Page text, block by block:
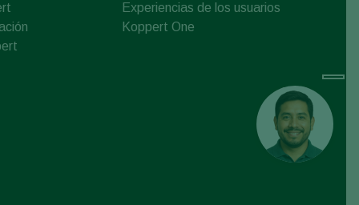
Experiencias de los usuarios
Koppert One